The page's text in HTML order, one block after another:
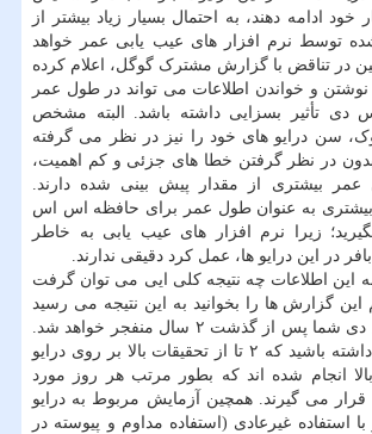
خود ادامه دهند، به احتمال بسیار زیاد بیشتر از
توسط نرم افزار های عیب یابی عمر خواهد
در تناقض با گزارش مشترک گوگل، اعلام کرده
و خواندن اطلاعات می تواند در طول عمر
تأثیر بسزایی داشته باشد. البته مشخص
سن درایو های خود را نیز در نظر می گرفته
در نظر گرفتن خطا های جزئی و کم اهمیت،
عمر بیشتری از مقدار پیش بینی شده دارند.
همچنین باید TDW بیشتری به عنوان طول عمر برای حافظه اس اس
زیرا نرم افزار های عیب یابی به خاطر
در این درایو ها، عمل کرد دقیقی ندارند.
این اطلاعات چه نتیجه کلی ایی می توان گرفت
گزارش ها را بخوانید به این نتیجه می رسید
که حافظه اس اس دی شما پس از گذشت ۲ سال منفجر خواهد شد.
این نکته را بخاطر داشته باشید که ۲ تا از تحقیقات بالا بر روی درایو
انجام شده اند که بطور مرتب هر روز مورد
قرار می گیرند. همچین آزمایش مربوط به درایو
با استفاده غیرعادی (استفاده مداوم و پیوسته در